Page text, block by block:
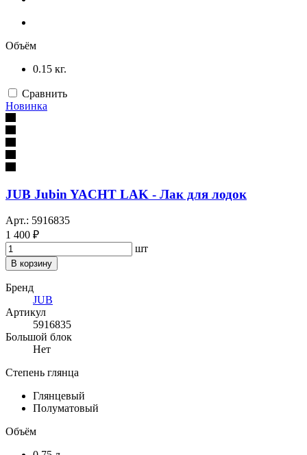
Объём
0.15 кг.
Сравнить
Новинка
JUB Jubin YACHT LAK - Лак для лодок
Арт.: 5916835
1 400 ₽
шт
В корзину
Бренд
JUB
Артикул
5916835
Большой блок
Нет
Степень глянца
Глянцевый
Полуматовый
Объём